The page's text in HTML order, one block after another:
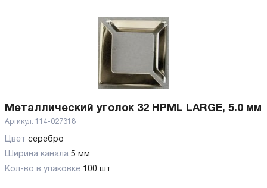
Металлический уголок 32 HPML LARGE, 5.0 мм
Артикул: 114-027318
Цвет серебро
Ширина канала 5 мм
Кол-во в упаковке 100 шт